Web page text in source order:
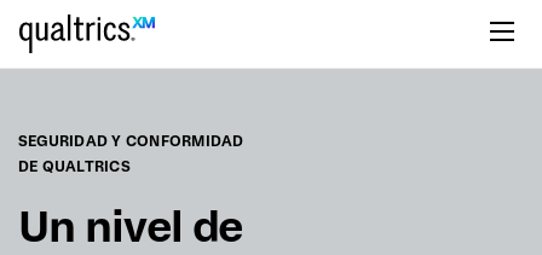
Saltar al contenido principal
SEGURIDAD Y CONFORMIDAD
DE QUALTRICS
Un nivel de